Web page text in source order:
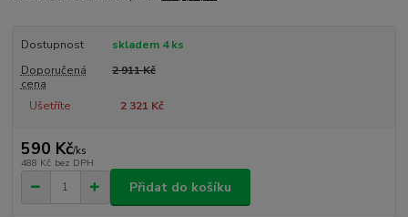
Dostupnost
skladem 4 ks
Doporučená
cena
2 911 Kč
Ušetříte 2 321 Kč
590 Kč/ks
488 Kč bez DPH
Přidat do košíku